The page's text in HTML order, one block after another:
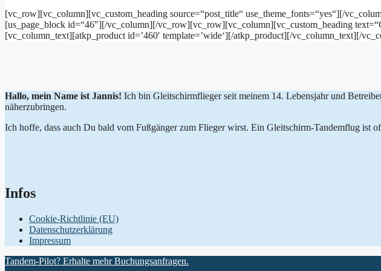
[vc_row][vc_column][vc_custom_heading source=“post_title“ use_theme_fonts=“yes“][/
[us_page_block id=“46″][/vc_column][/vc_row][vc_row][vc_column][vc_custom_heading
[vc_column_text][atkp_product id=’460′ template=’wide‘][/atkp_product][/vc_column_text][/
Hallo, mein Name ist Jannis! Ich bin Gleitschirmflieger seit meinem 14. Lebensjahr und
näherzubringen.
Ich hoffe, dass auch Du bald vom Fußgänger zum Flieger wirst. Ein Gleitschirm-Tandemflug ist
Infos
Cookie-Richtlinie (EU)
Datenschutzerklärung
Impressum
Tandem-Pilot? Erhalte mehr Buchungsanfragen.